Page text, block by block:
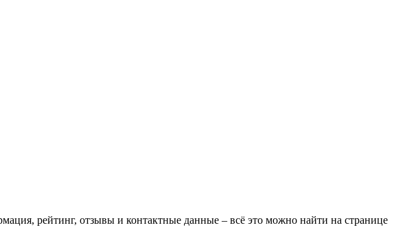
рейтинг, отзывы и контактные данные – всё это можно найти на странице